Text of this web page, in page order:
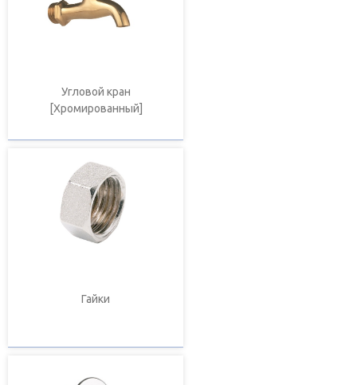
Угловой кран
[Хромированный]
Гайки